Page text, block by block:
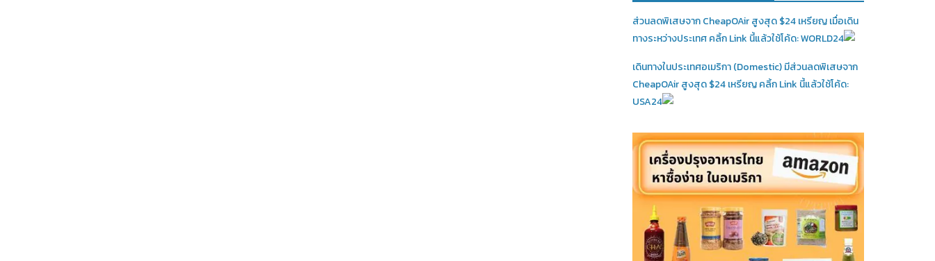
ส่วนลดพิเสษจาก CheapOAir สูงสุด $24 เหรียญ เมื่อเดิน
ทางระหว่างประเทศ คลิ้ก Link นี้แล้วใช้โค้ด: WORLD24
เดินทางในประเทศอเมริกา (Domestic)มีส่วนลดพิเสษจาก
CheapOAir สูงสุด $24 เหรียญ คลิ้ก Link นี้แล้วใช้โค้ด:
USA24